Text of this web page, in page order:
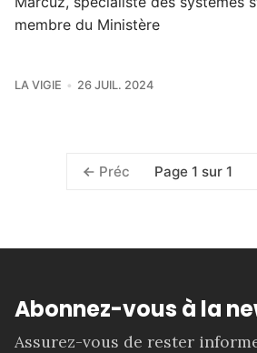
membre du Ministère
LA VIGIE 26 JUIL. 2024
Préc Page 1 sur 1
Abonnez-vous à la
Assurez-vous de rester